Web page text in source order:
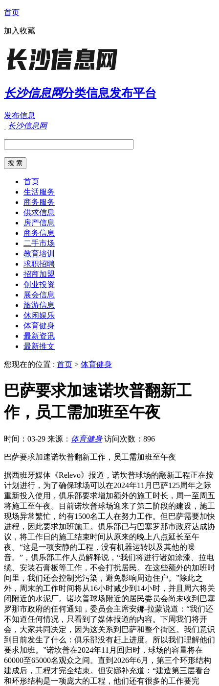
首页
加入收藏
长沙信息网分类信息发布平台
发布信息
长沙信息网
首页
生活服务
商务服务
供求信息
房产信息
商务信息
二手市场
教育培训
求职招聘
招商加盟
创业投资
展会信息
旅游信息
休闲娱乐
体育健身
最新资讯
最新推文
您现在的位置 : 首页 > 体育健身
巴萨要求加速诺坎普翻新工
作，员工需加班至午夜
时间：03-29 来源： 体育健身 访问次数：896
巴萨要求加速诺坎普翻新工作，员工需加班至午夜
据西班牙媒体《Relevo》报道，诺坎普球场的翻新工程正在按
计划进行，为了确保球场可以在2024年11月巴萨125周年之际
重新投入使用，俱乐部要求增加额外的施工时长，周一至周五
将施工至午夜。目前诺坎普球场迎来了第二阶段的建设，施工
现场异常繁忙，约有1500名工人在努力工作。但巴萨需要加快
进程，因此要求加班施工。俱乐部已与巴塞罗那市政府达成协
议，将工作日的施工结束时间从原来的晚上八点延长至午
夜。“这是一项安静的工程，没有机器运转以及其他的噪
音。”，俱乐部工作人员解释说，“我们将进行诸如涂漆、拉电
缆、安装石膏板等工作，不会打扰居民。在这些额外的加班时
间里，我们还会控制光污染，避免影响周边住户。”除此之
外，周末的工作时间将从16小时减少到14小时，并且周六将关
闭附近的水泥厂。诺坎普球场附近的居民委员会尚未收到巴塞
罗那市政府的任何通知，委员会主席安娜-拉蒙说道：“我们还
不知道任何情况，只看到了媒体报道的内容。下周我们将开
会，大家共同决定，因为这关系到巴萨和整个街区。我们意识
到目前发生了什么：俱乐部没有赶上进度。所以我们理解他们
要求加班。”诺坎普在2024年11月回归时，球场的容量将在
60000至65000名观众之间。直到2026年6月，第三个环形结构
建成后，工程才完全结束。但安娜补充道：“建造第三层看台
和环形结构是一项庞大的工程，他们还有很多的工作要完